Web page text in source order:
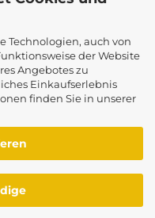
Technologien, auch von
der Website
Angebotes zu
Einkaufserlebnis
finden Sie in unserer